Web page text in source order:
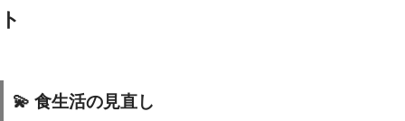
ト
💫 食生活の見直し